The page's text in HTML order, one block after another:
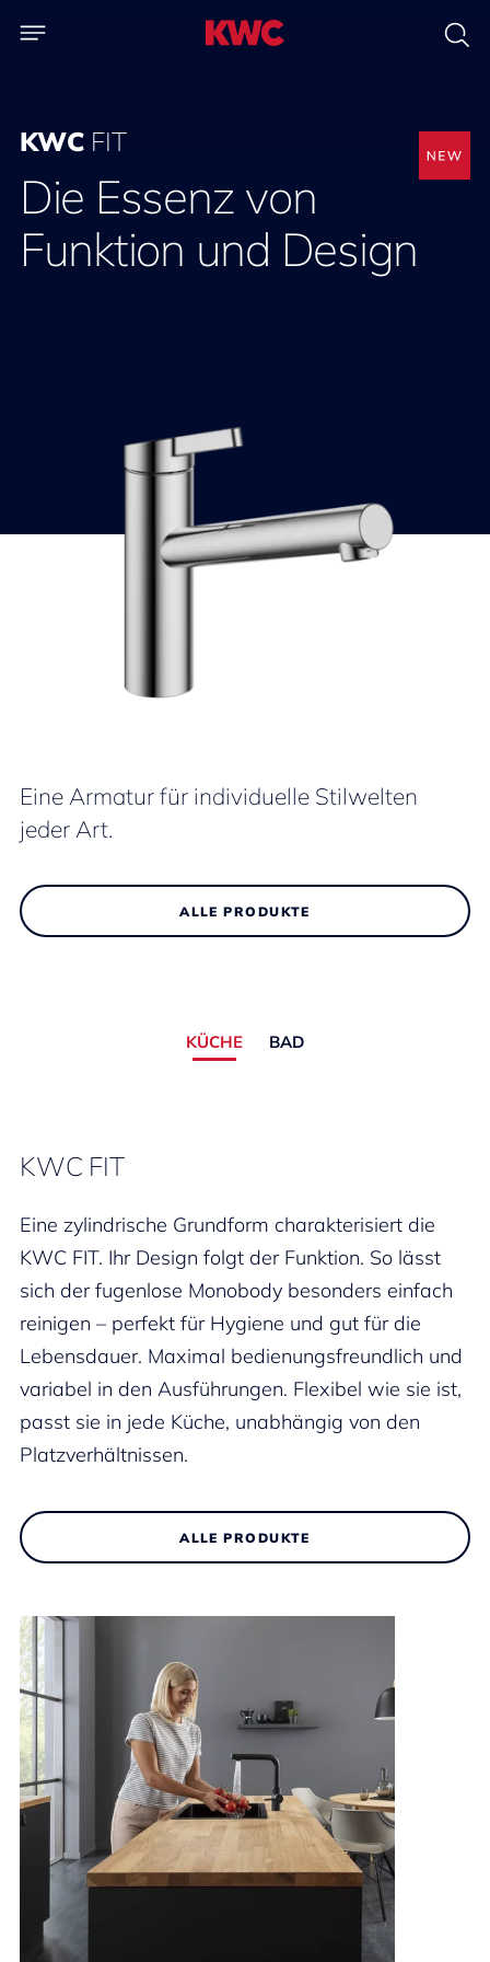
KWC FIT
Die Essenz von
Funktion und Design
Eine Armatur für individuelle Stilwelten
jeder Art.
ALLE PRODUKTE
KÜCHE BAD
KWC FIT
Eine zylindrische Grundform charakterisiert die
KWC FIT. Ihr Design folgt der Funktion. So lässt
sich der fugenlose Monobody besonders einfach
reinigen – perfekt für Hygiene und gut für die
Lebensdauer. Maximal bedienungsfreundlich und
variabel in den Ausführungen. Flexibel wie sie ist,
passt sie in jede Küche, unabhängig von den
Platzverhältnissen.
ALLE PRODUKTE